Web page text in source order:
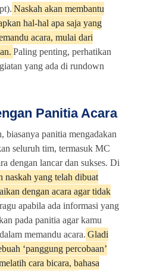
Naskah akan membantu
hal-hal apa saja yang
acara, mulai dari
Paling penting, perhatikan
yang ada di rundown
Panitia Acara
biasanya panitia mengadakan
seluruh tim, termasuk MC
dengan lancar dan sukses. Di
naskah yang telah dibuat
dengan acara agar tidak
apabila ada informasi yang
pada panitia agar kamu
memandu acara. Gladi
‘panggung percobaan’
cara bicara, bahasa